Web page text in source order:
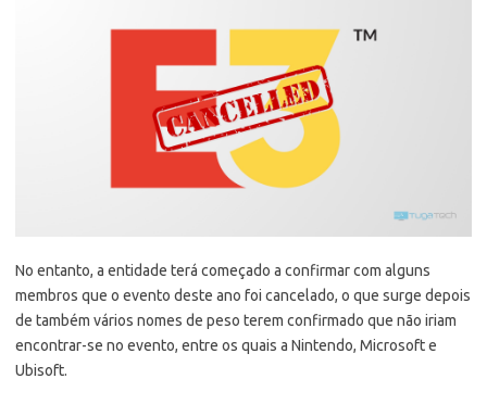
No entanto, a entidade terá começado a confirmar com alguns
membros que o evento deste ano foi cancelado, o que surge depois
de também vários nomes de peso terem confirmado que não iriam
encontrar-se no evento, entre os quais a Nintendo, Microsoft e
Ubisoft.